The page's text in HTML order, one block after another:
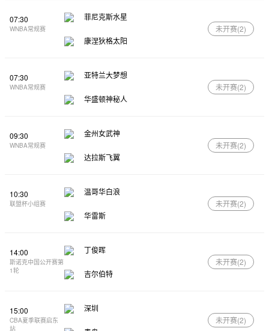
07:30
WNBA常规赛
菲尼克斯水星
康涅狄格太阳
未开赛(2)
07:30
WNBA常规赛
亚特兰大梦想
华盛顿神秘人
未开赛(2)
09:30
WNBA常规赛
金州女武神
达拉斯飞翼
未开赛(2)
10:30
联盟杯小组赛
温哥华白浪
华雷斯
未开赛(2)
14:00
斯诺克中国公开赛第
1轮
丁俊晖
吉尔伯特
未开赛(2)
15:00
CBA夏季联赛启东
站
深圳
未开赛(2)